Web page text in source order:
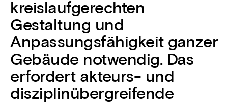
kreislaufgerechten
Gestaltung und
Anpassungsfähigkeit ganzer
Gebäude notwendig. Das
erfordert akteurs- und
disziplinübergreifende